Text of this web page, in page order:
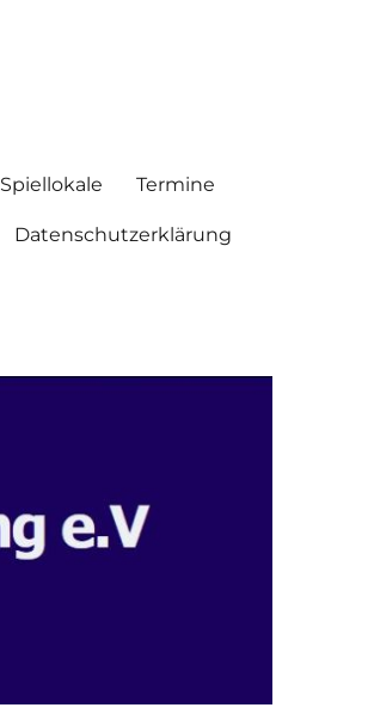
Spiellokale Termine
Datenschutzerklärung